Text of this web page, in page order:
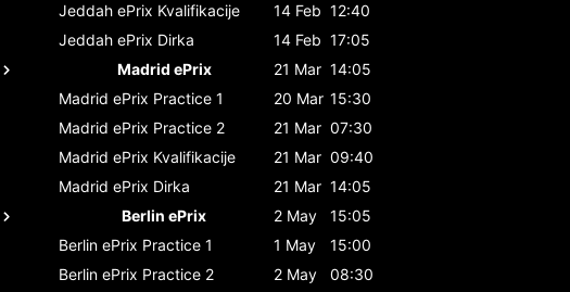
Jeddah ePrix Kvalifikacije 14 Feb 12:40
Jeddah ePrix Dirka 14 Feb 17:05
Madrid ePrix
21 Mar 14:05
Madrid ePrix Practice 1 20 Mar 15:30
Madrid ePrix Practice 2 21 Mar 07:30
Madrid ePrix Kvalifikacije 21 Mar 09:40
Madrid ePrix Dirka 21 Mar 14:05
Berlin ePrix
2 May
15:05
Berlin ePrix Practice 1 1 May
15:00
Berlin ePrix Practice 2 2 May
08:30